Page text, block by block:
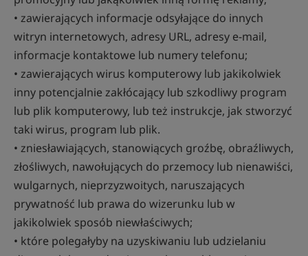
• zawierających informacje odsyłające do innych
witryn internetowych, adresy URL, adresy e-mail,
informacje kontaktowe lub numery telefonu;
• zawierających wirus komputerowy lub jakikolwiek
inny potencjalnie zakłócający lub szkodliwy program
lub plik komputerowy, lub też instrukcje, jak stworzyć
taki wirus, program lub plik.
• zniesławiających, stanowiących groźbę, obraźliwych,
złośliwych, nawołujących do przemocy lub nienawiści,
wulgarnych, nieprzyzwoitych, naruszających
prywatność lub prawa do wizerunku lub w
jakikolwiek sposób niewłaściwych;
• które polegałyby na uzyskiwaniu lub udzielaniu